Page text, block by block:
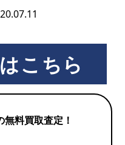
こちら
無料買取査定！